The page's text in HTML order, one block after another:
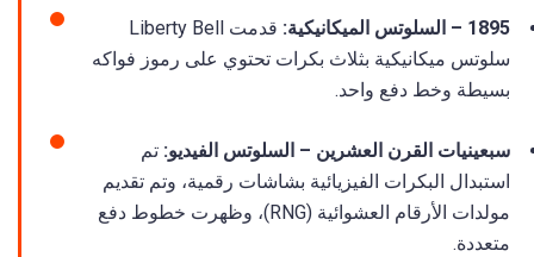
1895 – السلوتس الميكانيكية:
قدمت Liberty Bell
سلوتس ميكانيكية بثلاث بكرات تحتوي على رموز فواكه
بسيطة وخط دفع واحد.
سبعينيات القرن العشرين – السلوتس الفيديو: تم
استبدال البكرات الفيزيائية بشاشات رقمية، وتم تقديم
مولدات الأرقام العشوائية (RNG)، وظهرت خطوط دفع
متعددة.